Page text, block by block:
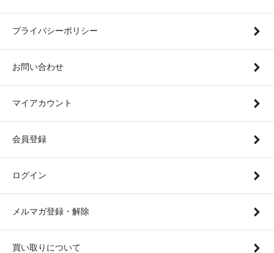
プライバシーポリシー
お問い合わせ
マイアカウント
会員登録
ログイン
メルマガ登録・解除
買い取りについて